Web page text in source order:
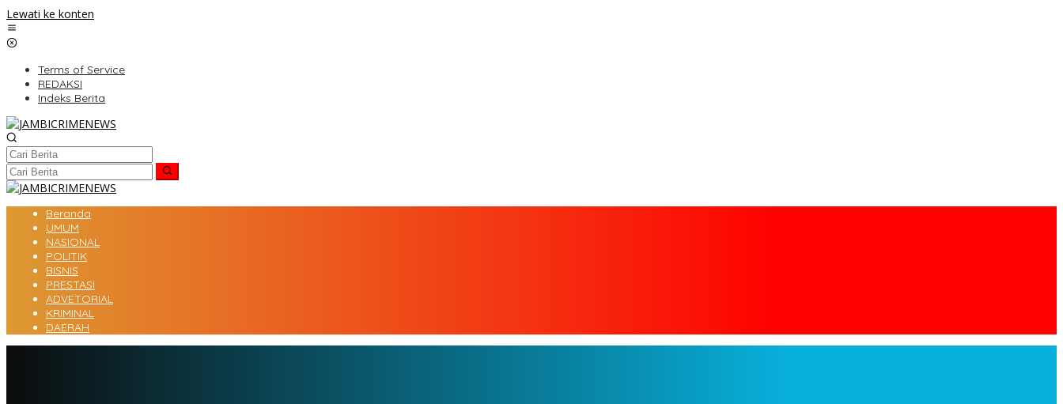
Lewati ke konten
Terms of Service
REDAKSI
Indeks Berita
Beranda
UMUM
NASIONAL
POLITIK
BISNIS
PRESTASI
ADVETORIAL
KRIMINAL
DAERAH